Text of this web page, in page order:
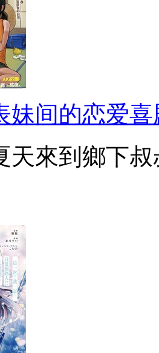
妹间的恋爱喜
天來到鄉下叔